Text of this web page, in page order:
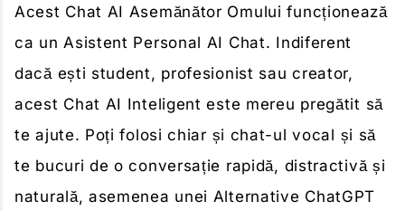
Acest Chat AI Asemănător Omului funcționează
ca un Asistent Personal AI Chat. Indiferent
dacă ești student, profesionist sau creator,
acest Chat AI Inteligent este mereu pregătit să
te ajute. Poți folosi chiar și chat-ul vocal și să
te bucuri de o conversație rapidă, distractivă și
naturală, asemenea unei Alternative ChatGPT